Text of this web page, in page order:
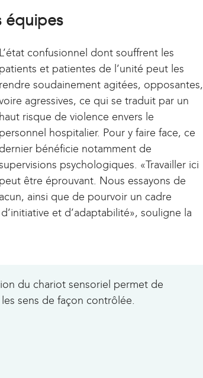
équipes
L’état confusionnel dont souffrent les
patients et patientes de l’unité peut les
rendre soudainement agitées, opposantes,
agressives, ce qui se traduit par un
haut risque de violence envers le
personnel hospitalier. Pour y faire face, ce
dernier bénéficie notamment de
psychologiques. «Travailler ici
peut être éprouvant. Nous essayons de
ainsi que de pourvoir un cadre
et d’adaptabilité», souligne la
du chariot sensoriel permet de
sens de façon contrôlée.